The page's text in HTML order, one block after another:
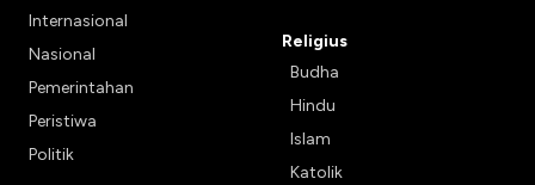
Internasional
Nasional
Pemerintahan
Peristiwa
Politik
Religius
Budha
Hindu
Islam
Katolik